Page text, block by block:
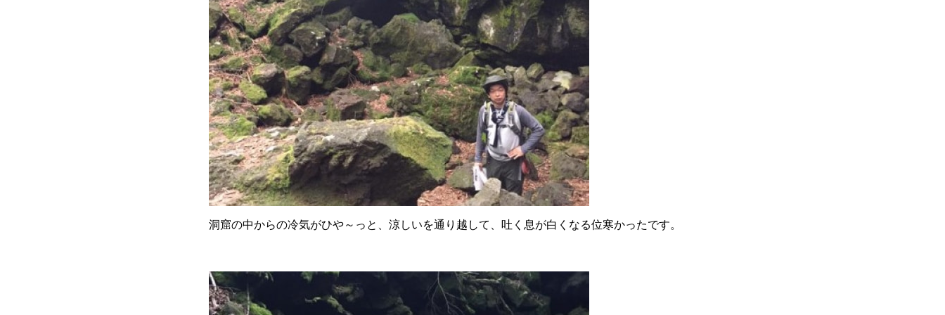
洞窟の中からの冷気がひや～っと、涼しいを通り越して、吐く息が白くなる位寒かったです。